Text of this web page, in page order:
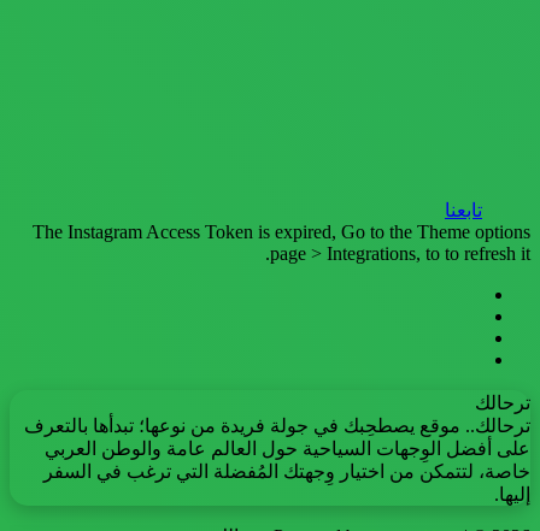
تابعنا
The Instagram Access Token is expired, Go to the Theme options
page > Integrations, to to refresh it.
ترحالك
ترحالك.. موقع يصطحِبك في جولة فريدة من نوعها؛ تبدأها بالتعرف
على أفضل الوِجهات السياحية حول العالم عامة والوطن العربي
خاصة، لتتمكن من اختيار وِجهتك المُفضلة التي ترغب في السفر
إليها.